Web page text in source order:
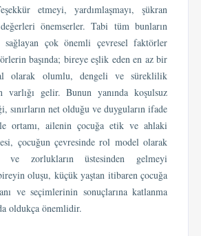
etmeyi, yardımlaşmayı, şükran
önemserler. Tabi tüm bunların
sağlayan çok önemli çevresel faktörler
başında; bireye eşlik eden en az bir
olarak olumlu, dengeli ve süreklilik
varlığı gelir. Bunun yanında koşulsuz
sınırların net olduğu ve duyguların ifade
ortamı, ailenin çocuğa etik ve ahlaki
çocuğun çevresinde rol model olarak
ve zorlukların üstesinden gelmeyi
oluşu, küçük yaştan itibaren çocuğa
ve seçimlerinin sonuçlarına katlanma
oldukça önemlidir.